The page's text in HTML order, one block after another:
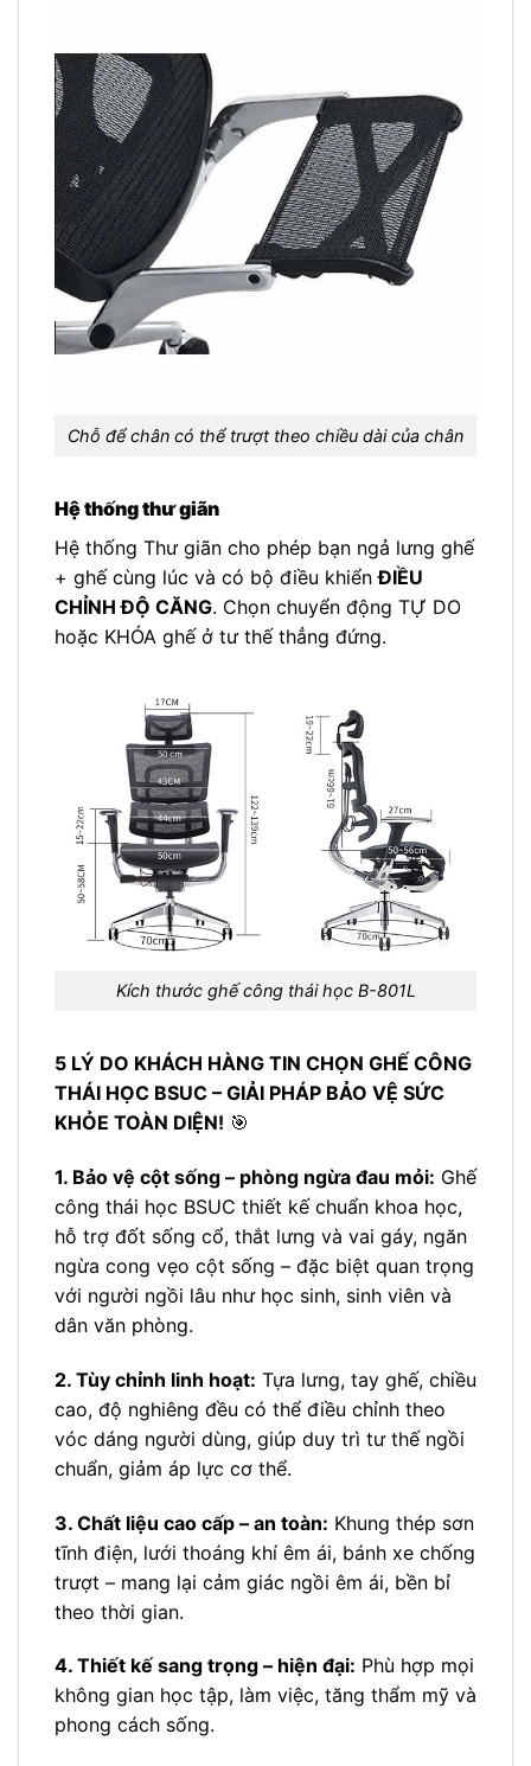
Chỗ để chân có thể trượt theo chiều dài của chân
Hệ thống thư giãn
Hệ thống Thư giãn cho phép bạn ngả lưng ghế
+ ghế cùng lúc và có bộ điều khiểnĐIỀU
CHỈNH ĐỘ CĂNG. Chọn chuyển động TỰ DO
hoặc KHÓA ghế ở tư thế thẳng đứng.
Kích thước ghế công thái học B-801L
5 LÝ DO KHÁCH HÀNG TIN CHỌN GHẾ CÔNG
THÁI HỌC BSUC – GIẢI PHÁP BẢO VỆ SỨC
KHỎE TOÀN DIỆN! 🎯
1. Bảo vệ cột sống – phòng ngừa đau mỏi: Ghế
công thái học BSUC thiết kế chuẩn khoa học,
hỗ trợ đốt sống cổ, thắt lưng và vai gáy, ngăn
ngừa cong vẹo cột sống – đặc biệt quan trọng
với người ngồi lâu như học sinh, sinh viên và
dân văn phòng.
2. Tùy chỉnh linh hoạt: Tựa lưng, tay ghế, chiều
cao, độ nghiêng đều có thể điều chỉnh theo
vóc dáng người dùng, giúp duy trì tư thế ngồi
chuẩn, giảm áp lực cơ thể.
3. Chất liệu cao cấp – an toàn: Khung thép sơn
tĩnh điện, lưới thoáng khí êm ái, bánh xe chống
trượt – mang lại cảm giác ngồi êm ái, bền bỉ
theo thời gian.
4. Thiết kế sang trọng – hiện đại: Phù hợp mọi
không gian học tập, làm việc, tăng thẩm mỹ và
phong cách sống.